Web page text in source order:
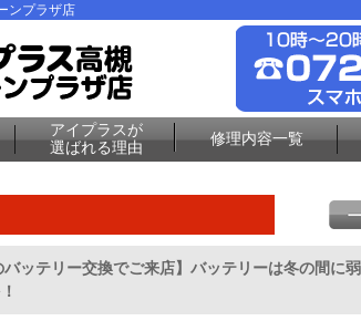
ンプラザ店
アイプラスが
選ばれる理由
修理内容一覧
ッテリー交換でご来店】バッテリーは冬の間に